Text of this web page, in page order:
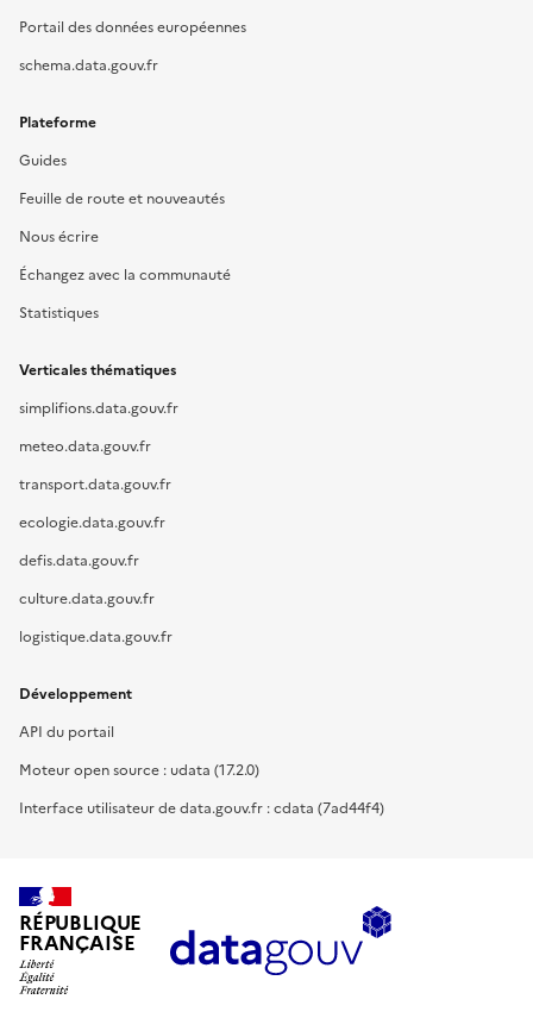
Portail des données européennes
schema.data.gouv.fr
Plateforme
Guides
Feuille de route et nouveautés
Nous écrire
Échangez avec la communauté
Statistiques
Verticales thématiques
simplifions.data.gouv.fr
meteo.data.gouv.fr
transport.data.gouv.fr
ecologie.data.gouv.fr
defis.data.gouv.fr
culture.data.gouv.fr
logistique.data.gouv.fr
Développement
API du portail
Moteur open source : udata (17.2.0)
Interface utilisateur de data.gouv.fr : cdata (7ad44f4)
RÉPUBLIQUE
FRANÇAISE